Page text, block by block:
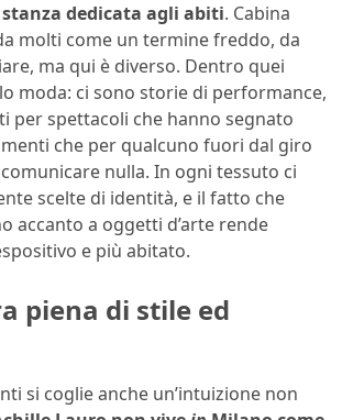
dedicata agli abiti. Cabina
molti come un termine freddo, da
ma qui è diverso. Dentro quei
moda: ci sono storie di performance,
per spettacoli che hanno segnato
che per qualcuno fuori dal giro
nulla. In ogni tessuto ci
scelte di identità, e il fatto che
accanto a oggetti d’arte rende
e più abitato.
piena di stile ed
si coglie anche un’intuizione non